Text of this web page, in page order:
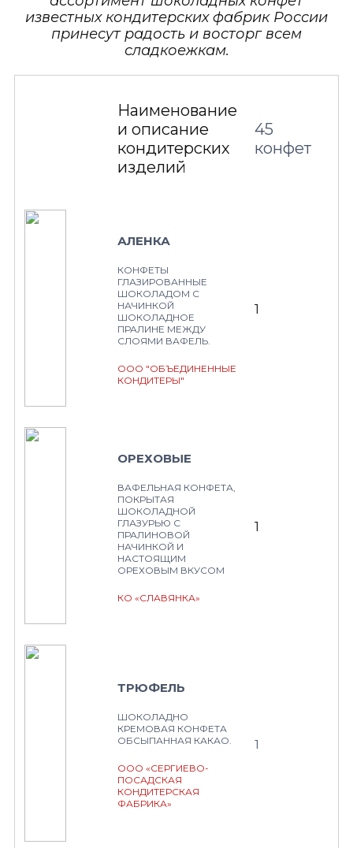
известных кондитерских фабрик России
принесут радость и восторг всем
сладкоежкам.
Наименование
и описание
кондитерских
изделий
45
конфет
АЛЕНКА
КОНФЕТЫ
ГЛАЗИРОВАННЫЕ
ШОКОЛАДОМ С
НАЧИНКОЙ
ШОКОЛАДНОЕ
ПРАЛИНЕ МЕЖДУ
СЛОЯМИ ВАФЕЛЬ.
ООО "ОБЪЕДИНЕННЫЕ
КОНДИТЕРЫ"
1
ОРЕХОВЫЕ
ВАФЕЛЬНАЯ КОНФЕТА,
ПОКРЫТАЯ
ШОКОЛАДНОЙ
ГЛАЗУРЬЮ С
ПРАЛИНОВОЙ
НАЧИНКОЙ И
НАСТОЯЩИМ
ОРЕХОВЫМ ВКУСОМ
КО «СЛАВЯНКА»
1
ТРЮФЕЛЬ
ШОКОЛАДНО
КРЕМОВАЯ КОНФЕТА
ОБСЫПАННАЯ КАКАО.
ООО «СЕРГИЕВО-
ПОСАДСКАЯ
КОНДИТЕРСКАЯ
ФАБРИКА»
1